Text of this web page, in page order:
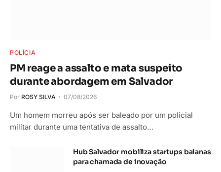
POLÍCIA
PM reage a assalto e mata suspeito
durante abordagem em Salvador
Por ROSY SILVA 07/08/2026
Um homem morreu após ser baleado por um policial
militar durante uma tentativa de assalto…
Hub Salvador mobiliza startups baianas
para chamada de inovação